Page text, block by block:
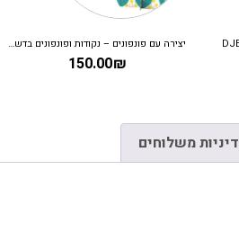
יצירה עם פונפונים – נקודות ופונפונים בדשא DJECO
150.00₪
משלוחים